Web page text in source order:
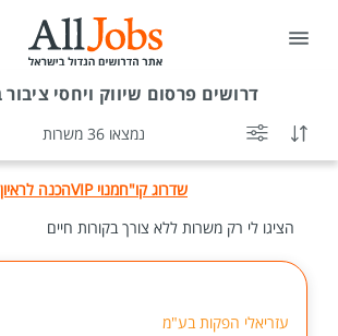
דרושים פרסום שיווק ויחסי ציבור
נמצאו 36 משרות
שדרוג קו"חמנוי VIP
הכנה לראיון
הציגו לי רק משרות ללא צורך בקורות חיים
עזריאלי הפקות בע"מ